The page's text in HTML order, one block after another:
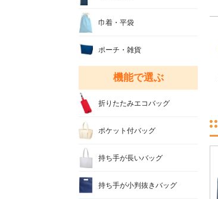
巾着・平袋
ポーチ・雑貨
機能で選ぶ
折りたたみエコバッグ
ポケット付バッグ
持ち手が長いバッグ
持ち手が小判抜きバッグ